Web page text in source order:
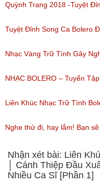
(Lượt nghe: 80)
miền tây hay nhất
(Lượt nghe: 184)
Quỳnh Trang 2018 -Tuyệt
Của Quỳnh Trang 2018
(Lượt nghe: 155)
Tuyệt Đỉnh Song Ca Bolero
Bài Hát Song Ca Nhạc Vàng
(Lượt nghe: 218)
Nhạc Vàng Trữ Tình Gây
Ca Thiên Quang Quỳnh
(Lượt nghe: 219)
NHẠC BOLERO – Tuyển
Nhất / Tuyệt Đỉnh Bolero
(Lượt nghe: 99)
Liên Khúc Nhạc Trữ Tình
Vàng Trữ Tình Hay Nhất
(Lượt nghe: 75)
Nghe thử đi, hay lắm! Bạn
Nhạc miền Tây đặc sắc
(Lượt nghe: 46)
Nhận xét bài: Liên
│ Cánh Thiệp Đầu
Nhiều Ca Sĩ [Phần 1]